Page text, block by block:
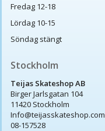
Fredag 12-18
Lördag 10-15
Söndag stängt
Stockholm
Teijas Skateshop AB
Birger Jarlsgatan 104
11420 Stockholm
Info@teijasskateshop.com
08-157528